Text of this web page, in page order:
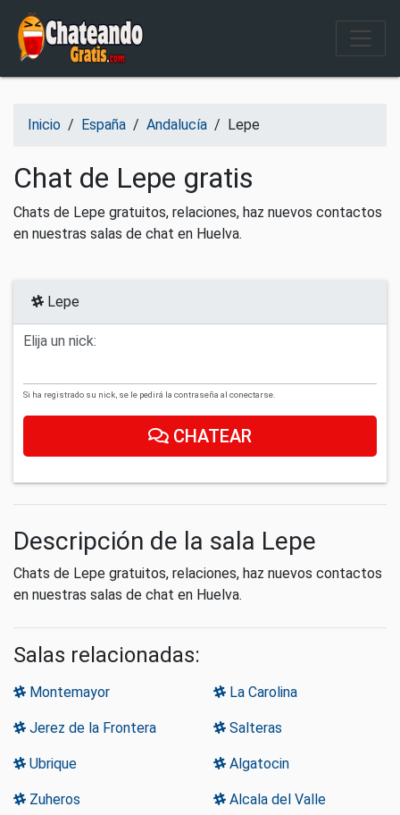
Salir del contenido
Inicio / España / Andalucía / Lepe
Chat de Lepe gratis
Chats de Lepe gratuitos, relaciones, haz nuevos contactos
en nuestras salas de chat en Huelva.
Lepe
Elija un nick:
Si ha registrado su nick, se le pedirá la contraseña al conectarse.
CHATEAR
Descripción de la sala Lepe
Chats de Lepe gratuitos, relaciones, haz nuevos contactos
en nuestras salas de chat en Huelva.
Salas relacionadas:
Montemayor La Carolina
Jerez de la Frontera Salteras
Ubrique Algatocin
Zuheros Alcala del Valle